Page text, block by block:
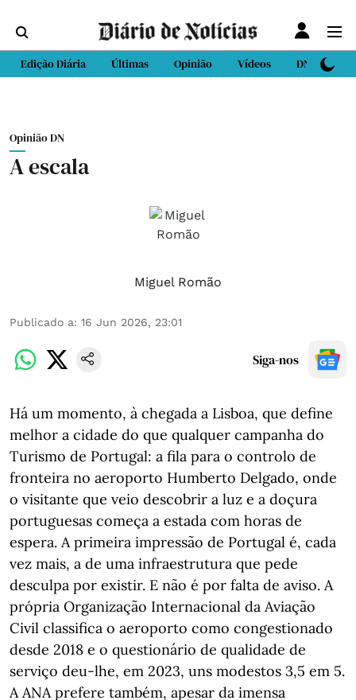
Edição Diária Últimas Opinião Vídeos DN Sport
Opinião DN
A escala
Miguel Romão
Publicado a: 16 Jun 2026, 23:01
Siga-nos
Há um momento, à chegada a Lisboa, que define
melhor a cidade do que qualquer campanha do
Turismo de Portugal: a fila para o controlo de
fronteira no aeroporto Humberto Delgado, onde
o visitante que veio descobrir a luz e a doçura
portuguesas começa a estada com horas de
espera. A primeira impressão de Portugal é, cada
vez mais, a de uma infraestrutura que pede
desculpa por existir. E não é por falta de aviso. A
própria Organização Internacional da Aviação
Civil classifica o aeroporto como congestionado
desde 2018 e o questionário de qualidade de
serviço deu-lhe, em 2023, uns modestos 3,5 em 5.
A ANA prefere também, apesar da imensa